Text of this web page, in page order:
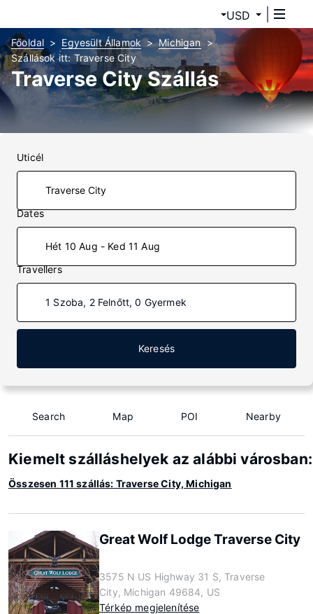
USD
Főoldal Egyesült Államok
Michigan
Szállások itt: Traverse City
Traverse City Szállás
Uticél
Dates
Hét 10 Aug - Ked 11 Aug
Travellers
1 Szoba, 2 Felnőtt, 0 Gyermek
Keresés
Search Map POI Nearby
Kiemelt szálláshelyek az alábbi
Összesen 111 szállás: Traverse City, Michigan
Great Wolf Lodge Traverse City
3575 N US Highway 31 S, Traverse
City, Michigan 49684, US
Térkép megjelenítése